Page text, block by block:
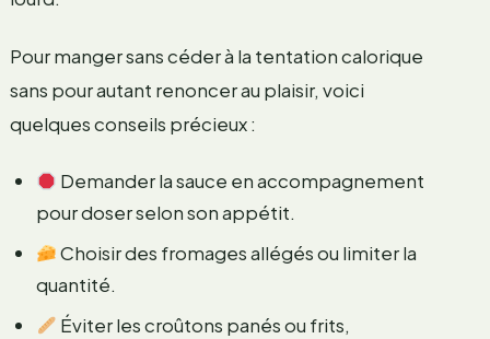
Pour manger sans céder à la tentation calorique
sans pour autant renoncer au plaisir, voici
quelques conseils précieux :
Demander la sauce en accompagnement
pour doser selon son appétit.
Choisir des fromages allégés ou limiter la
quantité.
Éviter les croûtons panés ou frits,